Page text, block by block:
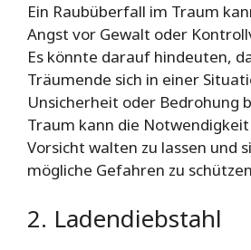
Ein Raubüberfall im Traum
Angst vor Gewalt oder
Es könnte darauf hindeuten,
Träumende sich in einer
Unsicherheit oder Bedrohung
Traum kann die
Vorsicht walten zu lassen und
mögliche Gefahren zu
2. Ladendiebstahl